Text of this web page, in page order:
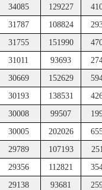
34085 129227
31787 108824
31755 151990
31011 93693
30669 152629
30193 138531
30008 99507
30005 202026
29789 107193
29356 112821
29138 93681